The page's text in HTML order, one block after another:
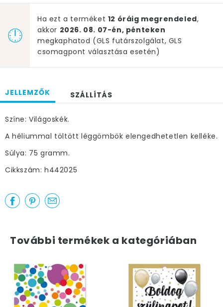
Ha ezt a terméket 12 óráig megrendeled,
akkor 2026. 08. 07-én, pénteken
megkaphatod (GLS futárszolgálat, GLS
csomagpont választása esetén)
JELLEMZŐK SZÁLLÍTÁS
Színe: Világoskék.
A héliummal töltött léggömbök elengedhetetlen kelléke.
Súlya: 75 gramm.
Cikkszám: h442025
További termékek a kategóriában